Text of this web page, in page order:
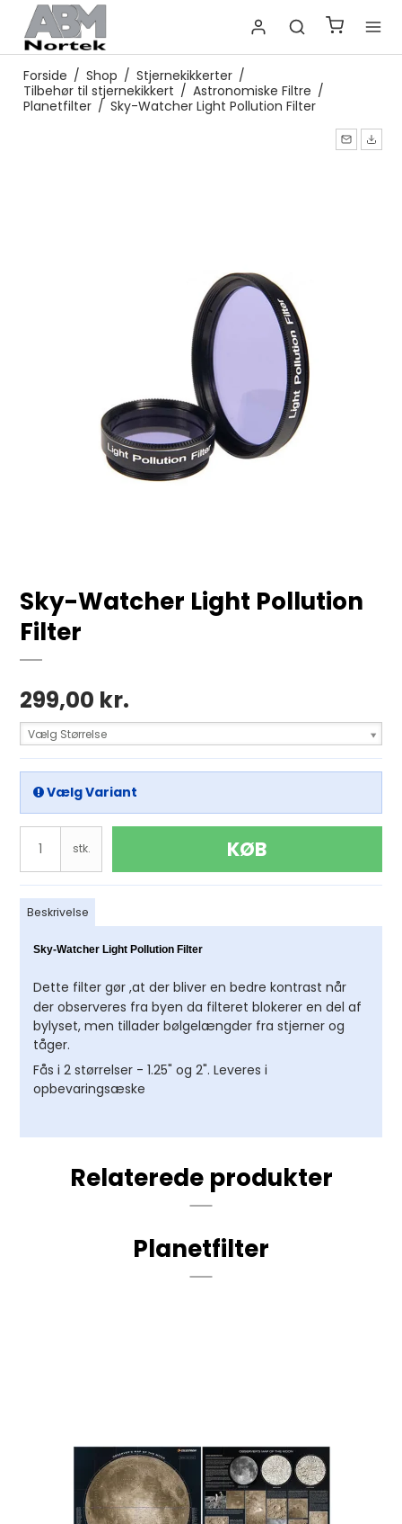
Forside / Shop / Stjernekikkerter /
Tilbehør til stjernekikkert / Astronomiske Filtre /
Planetfilter / Sky-Watcher Light Pollution Filter
Sky-Watcher Light Pollution
Filter
299,00 kr.
Vælg Størrelse
Vælg Variant
stk. KØB
Beskrivelse
Sky-Watcher Light Pollution Filter
Dette filter gør ,at der bliver en bedre kontrast når
der observeres fra byen da filteret blokerer en del af
bylyset, men tillader bølgelængder fra stjerner og
tåger.
Fås i 2 størrelser - 1.25" og 2". Leveres i
opbevaringsæske
Relaterede produkter
Planetfilter